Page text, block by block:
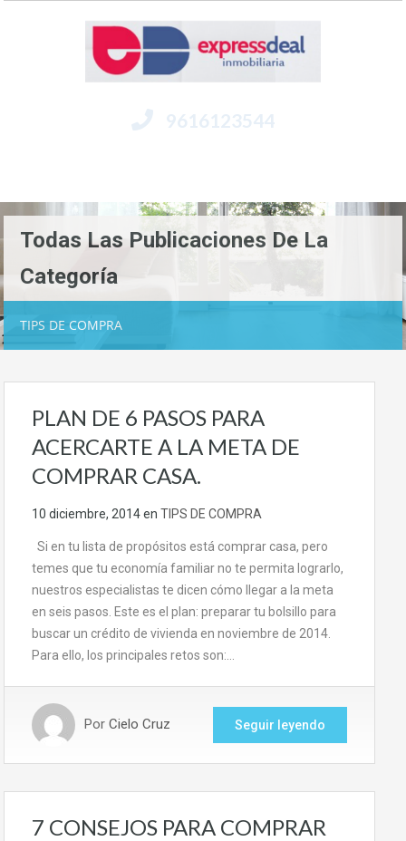
9616123544
Todas Las Publicaciones De La
Categoría
TIPS DE COMPRA
PLAN DE 6 PASOS PARA
ACERCARTE A LA META DE
COMPRAR CASA.
10 diciembre, 2014en TIPS DE COMPRA
Si en tu lista de propósitos está comprar casa, pero
temes que tu economía familiar no te permita lograrlo,
nuestros especialistas te dicen cómo llegar a la meta
en seis pasos. Este es el plan: preparar tu bolsillo para
buscar un crédito de vivienda en noviembre de 2014.
Para ello, los principales retos son:…
Por Cielo Cruz Seguir leyendo
7 CONSEJOS PARA COMPRAR